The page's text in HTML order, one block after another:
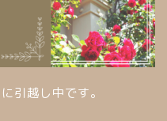
引越し中です。